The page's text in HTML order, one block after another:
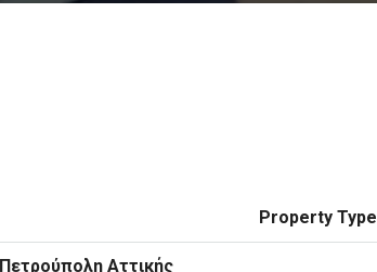
Property Type
Αττικής